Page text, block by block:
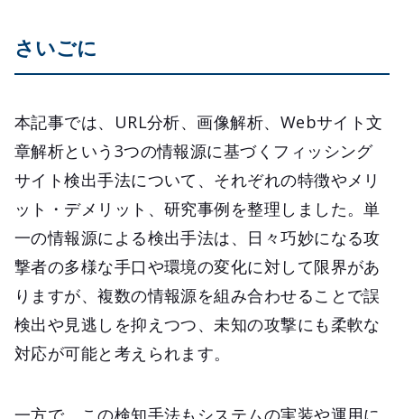
さいごに
本記事では、URL分析、画像解析、Webサイト文
章解析という3つの情報源に基づくフィッシング
サイト検出手法について、それぞれの特徴やメリ
ット・デメリット、研究事例を整理しました。単
一の情報源による検出手法は、日々巧妙になる攻
撃者の多様な手口や環境の変化に対して限界があ
りますが、複数の情報源を組み合わせることで誤
検出や見逃しを抑えつつ、未知の攻撃にも柔軟な
対応が可能と考えられます。
一方で、この検知手法もシステムの実装や運用に